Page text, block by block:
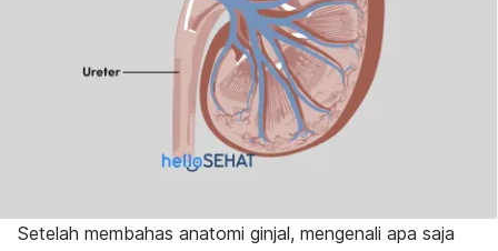
Setelah membahas anatomi ginjal, mengenali apa saja